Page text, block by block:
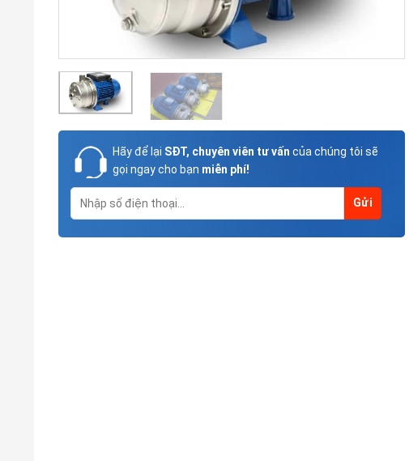
Hãy để lại SĐT, chuyên viên tư vấn của chúng tôi sẽ
gọi ngay cho bạn miễn phí!